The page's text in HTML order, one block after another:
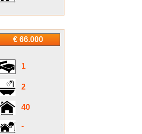
€ 66.000
1
2
40
-